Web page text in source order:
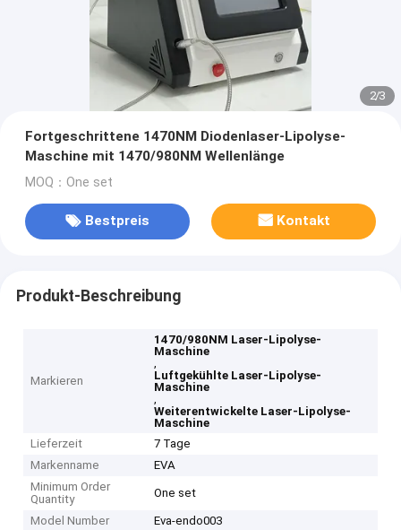
2/3
Fortgeschrittene 1470NM Diodenlaser-Lipolyse-
Maschine mit 1470/980NM Wellenlänge
MOQ：One set
Bestpreis Kontakt
Produkt-Beschreibung
Markieren
1470/980NM Laser-Lipolyse-
Maschine
,
Luftgekühlte Laser-Lipolyse-
Maschine
,
Weiterentwickelte Laser-Lipolyse-
Maschine
Lieferzeit
7 Tage
Markenname
EVA
Minimum Order
Quantity
One set
Model Number
Eva-endo003